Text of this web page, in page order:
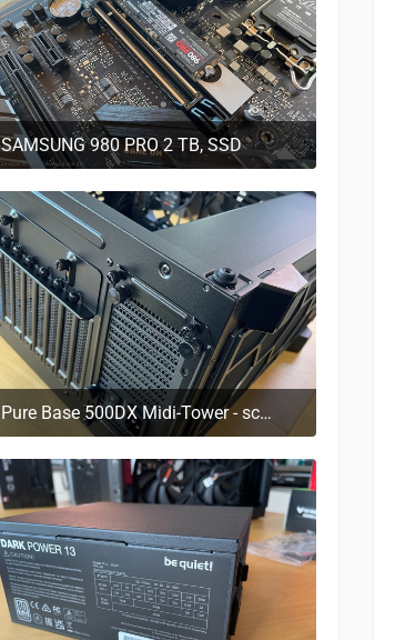
SAMSUNG 980 PRO 2 TB, SSD
29. März 2023 um 11:20
Pure Base 500DX Midi-Tower - schwarz
29. März 2023 um 11:20